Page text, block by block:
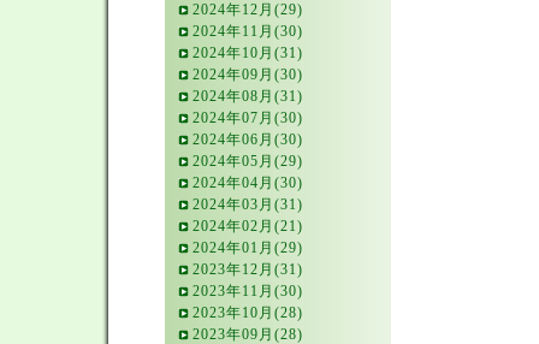
2024年12月(29)
2024年11月(30)
2024年10月(31)
2024年09月(30)
2024年08月(31)
2024年07月(30)
2024年06月(30)
2024年05月(29)
2024年04月(30)
2024年03月(31)
2024年02月(21)
2024年01月(29)
2023年12月(31)
2023年11月(30)
2023年10月(28)
2023年09月(28)